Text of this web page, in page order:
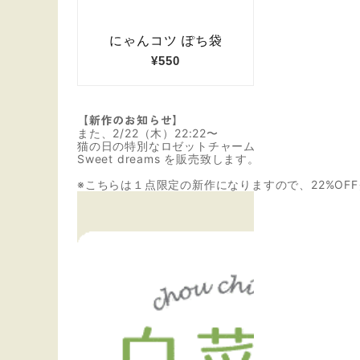
【新作のお知らせ】
また、 2/22（木）22:22〜
猫の日の特別なロゼットチャーム
Sweet dreams を販売致します。
※こちらは１点限定の新作になりますので、